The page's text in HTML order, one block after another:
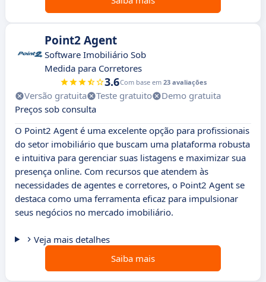
Point2 Agent
Software Imobiliário Sob
Medida para Corretores
3.6Com base em 23 avaliações
Versão gratuita Teste gratuito
Demo gratuita
Preços sob consulta
O Point2 Agent é uma excelente opção para profissionais
do setor imobiliário que buscam uma plataforma robusta
e intuitiva para gerenciar suas listagens e maximizar sua
presença online. Com recursos que atendem às
necessidades de agentes e corretores, o Point2 Agent se
destaca como uma ferramenta eficaz para impulsionar
seus negócios no mercado imobiliário.
Veja mais detalhes
Saiba mais